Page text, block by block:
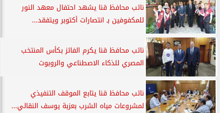
نائب محافظ قنا يشهد احتفال معهد النور
للمكفوفين بـ انتصارات أكتوبر ويتفقد...
نائب محافظ قنا يكرم الفائز بكأس المنتخب
المصري للذكاء الاصطناعي والروبوت
نائب محافظ قنا يتابع الموقف التنفيذي
لمشروعات مياه الشرب بعزبة يوسف النقالي...